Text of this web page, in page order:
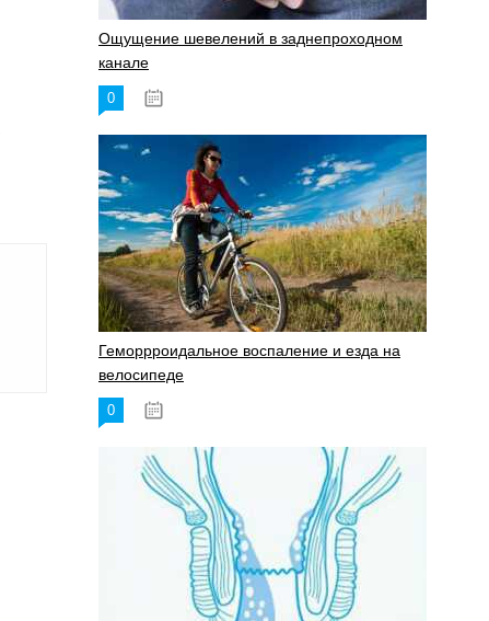
Ощущение шевелений в заднепроходном
канале
0
Геморрроидальное воспаление и езда на
велосипеде
0